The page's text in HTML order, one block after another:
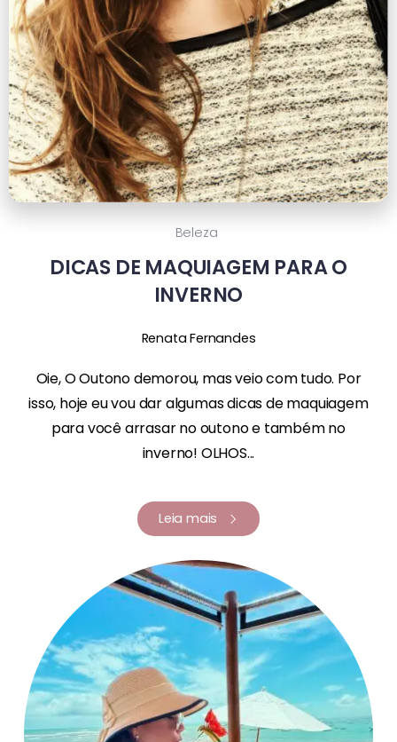
Beleza
DICAS DE MAQUIAGEM PARA O
INVERNO
Renata Fernandes
Oie, O Outono demorou, mas veio com tudo. Por
isso, hoje eu vou dar algumas dicas de maquiagem
para você arrasar no outono e também no
inverno! OLHOS...
Leia mais
Renata Fernandes